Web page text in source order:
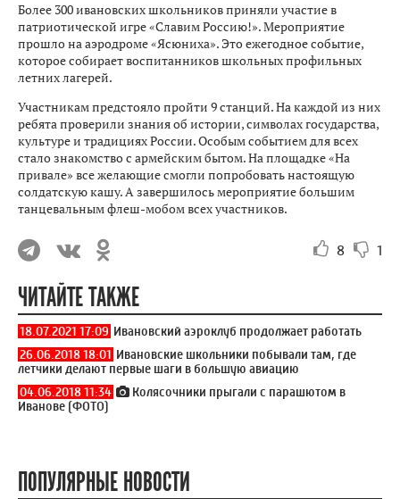
Более 300 ивановских школьников приняли участие в
патриотической игре «Славим Россию!». Мероприятие
прошло на аэродроме «Ясюниха». Это ежегодное событие,
которое собирает воспитанников школьных профильных
летних лагерей.
Участникам предстояло пройти 9 станций. На каждой из них
ребята проверили знания об истории, символах государства,
культуре и традициях России. Особым событием для всех
стало знакомство с армейским бытом. На площадке «На
привале» все желающие смогли попробовать настоящую
солдатскую кашу. А завершилось мероприятие большим
танцевальным флеш-мобом всех участников.
8 1
ЧИТАЙТЕ ТАКЖЕ
18.07.2021 17:09 Ивановский аэроклуб продолжает работать
26.06.2018 18:01 Ивановские школьники побывали там, где
летчики делают первые шаги в большую авиацию
04.06.2018 11:34
Колясочники прыгали с парашютом в
Иванове (ФОТО)
ПОПУЛЯРНЫЕ НОВОСТИ